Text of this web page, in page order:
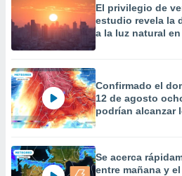
El privilegio de
estudio revela la
a la luz natural
Confirmado el
12 de agosto
podrían alcanzar
Se acerca
entre mañana y